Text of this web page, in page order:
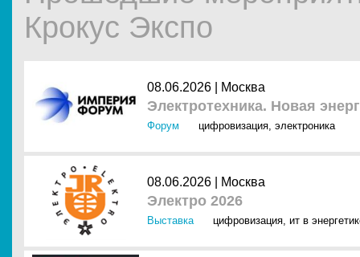
Крокус Экспо
08.06.2026 | Москва
Электротехника. Новая
Форум цифровизация, электроника
08.06.2026 | Москва
Электро 2026
Выставка цифровизация, ит в